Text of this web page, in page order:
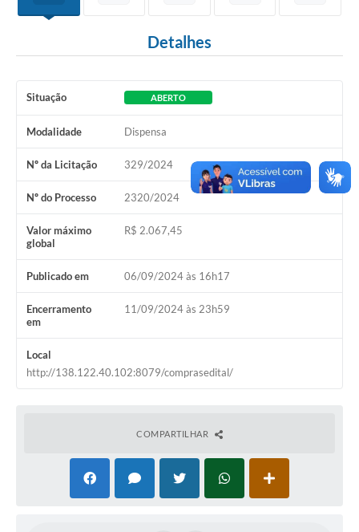
Detalhes
Situação ABERTO
Modalidade Dispensa
Nº da Licitação 329/2024
Nº do Processo 2320/2024
Valor máximo
global
R$ 2.067,45
Publicado em 06/09/2024 às 16h17
Encerramento
em
11/09/2024 às 23h59
Local
http://138.122.40.102:8079/comprasedital/
COMPARTILHAR